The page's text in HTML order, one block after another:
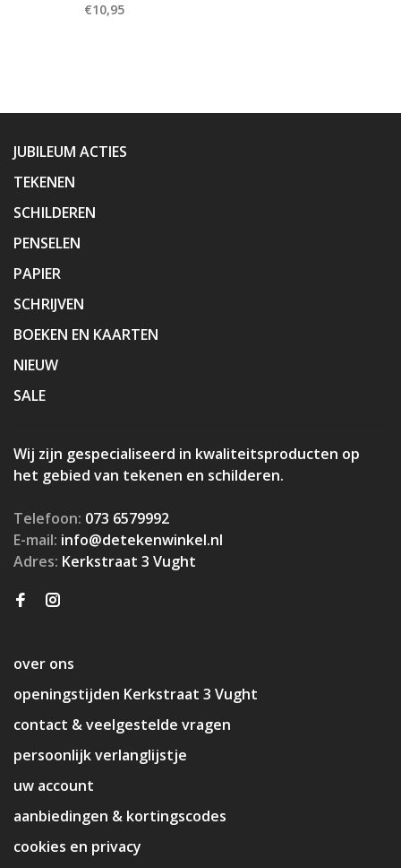
€10,95
JUBILEUM ACTIES
TEKENEN
SCHILDEREN
PENSELEN
PAPIER
SCHRIJVEN
BOEKEN EN KAARTEN
NIEUW
SALE
Wij zijn gespecialiseerd in kwaliteitsproducten op
het gebied van tekenen en schilderen.
Telefoon: 073 6579992
E-mail: info@detekenwinkel.nl
Adres: Kerkstraat 3 Vught
over ons
openingstijden Kerkstraat 3 Vught
contact & veelgestelde vragen
persoonlijk verlanglijstje
uw account
aanbiedingen & kortingscodes
cookies en privacy